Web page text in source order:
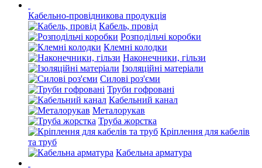
Кабельно-провідникова продукція
Кабель, провід
Розподільчі коробки
Клемні колодки
Наконечники, гільзи
Ізоляційні матеріали
Силові роз'єми
Труби гофровані
Кабельний канал
Металорукав
Труба жорстка
Кріплення для кабелів
та труб
Кабельна арматура